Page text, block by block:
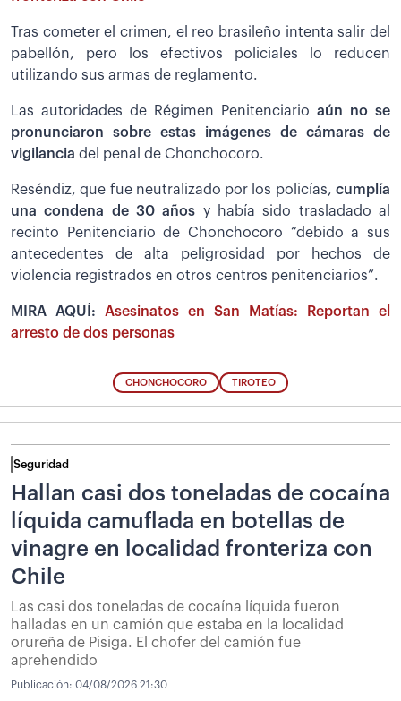
Tras cometer el crimen, el reo brasileño intenta salir del
pabellón, pero los efectivos policiales lo reducen
utilizando sus armas de reglamento.
Las autoridades de Régimen Penitenciario aún no se
pronunciaron sobre estas imágenes de cámaras de
vigilancia del penal de Chonchocoro.
Reséndiz, que fue neutralizado por los policías, cumplía
una condena de 30 años y había sido trasladado al
recinto Penitenciario de Chonchocoro “debido a sus
antecedentes de alta peligrosidad por hechos de
violencia registrados en otros centros penitenciarios”.
MIRA AQUÍ: Asesinatos en San Matías: Reportan el
arresto de dos personas
CHONCHOCORO TIROTEO
Seguridad
Hallan casi dos toneladas de cocaína
líquida camuflada en botellas de
vinagre en localidad fronteriza con
Chile
Las casi dos toneladas de cocaína líquida fueron
halladas en un camión que estaba en la localidad
orureña de Pisiga. El chofer del camión fue
aprehendido
Publicación: 04/08/2026 21:30